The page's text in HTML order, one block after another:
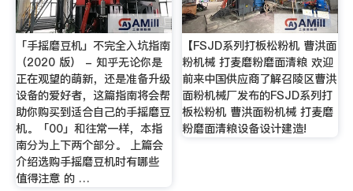
「手摇磨豆机」不完全入坑指南
（2020 版） - 知乎无论你是
正在观望的萌新，还是准备升级
设备的爱好者，这篇指南将会帮
助你购买到适合自己的手摇磨豆
机。「00」和往常一样，本指
南分为上下两个部分。 上篇会
介绍选购手摇磨豆机时有哪些
值得注意 的 …
【FSJD系列打板松粉机 曹洪面
粉机械 打麦磨粉磨面清粮 欢迎
前来中国供应商了解召陵区曹洪
面粉机械厂发布的FSJD系列打
板松粉机 曹洪面粉机械 打麦磨
粉磨面清粮设备设计建造!